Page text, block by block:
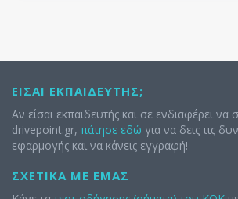
ΕΊΣΑΙ ΕΚΠΑΙΔΕΥΤΉΣ;
Αν είσαι εκπαιδευτής και σε ενδιαφέρει να
drivepoint.gr, πάτησε εδώ για να δεις τις
εφαρμογής και να κάνεις εγγραφή!
ΣΧΕΤΙΚΆ ΜΕ ΕΜΆΣ